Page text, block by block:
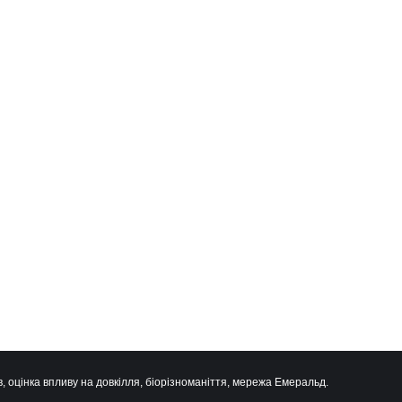
впливу на довкілля, біорізноманіття, мережа Емеральд.